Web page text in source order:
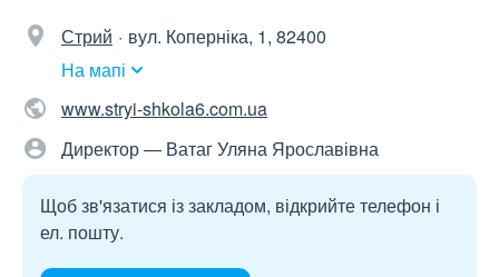
Стрий
вул. Коперніка, 1, 82400
На мапі
www.stryi-shkola6.com.ua
Директор — Ватаг Уляна Ярославівна
Щоб зв'язатися із закладом, відкрийте телефон і
ел. пошту.